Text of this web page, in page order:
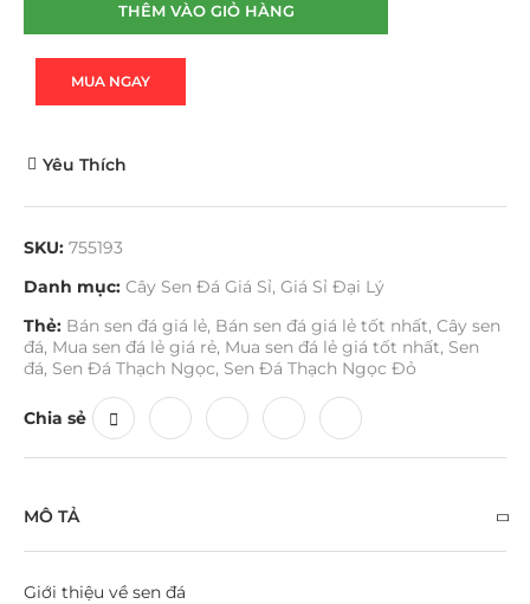
THÊM VÀO GIỎ HÀNG
MUA NGAY
Yêu Thích
SKU: 755193
Danh mục: Cây Sen Đá Giá Sỉ, Giá Sỉ Đại Lý
Thẻ: Bán sen đá giá lẻ, Bán sen đá giá lẻ tốt nhất, Cây sen
đá, Mua sen đá lẻ giá rẻ, Mua sen đá lẻ giá tốt nhất, Sen
đá, Sen Đá Thạch Ngọc, Sen Đá Thạch Ngọc Đỏ
Chia sẻ
MÔ TẢ
Giới thiệu về sen đá